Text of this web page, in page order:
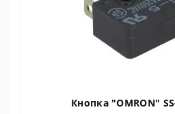
Кнопка "OMRON"